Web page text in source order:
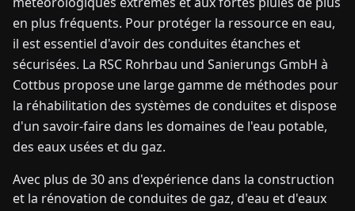
en plus fréquents. Pour protéger la ressource en eau,
il est essentiel d'avoir des conduites étanches et
sécurisées. La RSC Rohrbau und Sanierungs GmbH à
Cottbus propose une large gamme de méthodes pour
la réhabilitation des systèmes de conduites et dispose
d'un savoir-faire dans les domaines de l'eau potable,
des eaux usées et du gaz.
Avec plus de 30 ans d'expérience dans la construction
et la rénovation de conduites de gaz, d'eau et d'eaux